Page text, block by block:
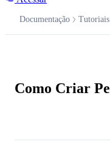
Documentação Tutoriais
Como Criar